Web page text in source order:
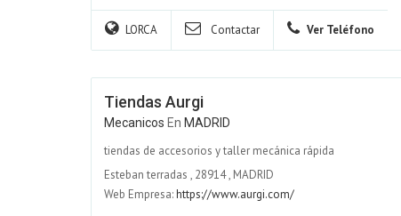
LORCA Contactar Ver Teléfono
Tiendas Aurgi
Mecanicos En MADRID
tiendas de accesorios y taller mecánica rápida
Esteban terradas , 28914, MADRID
Web Empresa:https://www.aurgi.com/